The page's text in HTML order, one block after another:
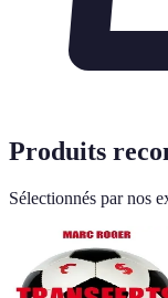
Produits
Sélectionnés par nos